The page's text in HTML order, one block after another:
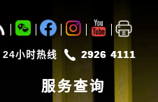
24小时热线 2926 4111
服务查询